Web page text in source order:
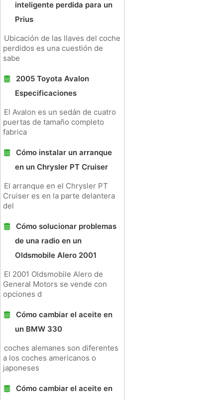
inteligente perdida para un
Prius
Ubicación de las llaves del coche
perdidos es una cuestión de
sabe
2005 Toyota Avalon
Especificaciones
El Avalon es un sedán de cuatro
puertas de tamaño completo
fabrica
Cómo instalar un arranque
en un Chrysler PT Cruiser
El arranque en el Chrysler PT
Cruiser es en la parte delantera
del
Cómo solucionar problemas
de una radio en un
Oldsmobile Alero 2001
El 2001 Oldsmobile Alero de
General Motors se vende con
opciones d
Cómo cambiar el aceite en
un BMW 330
coches alemanes son diferentes
a los coches americanos o
japoneses
Cómo cambiar el aceite en